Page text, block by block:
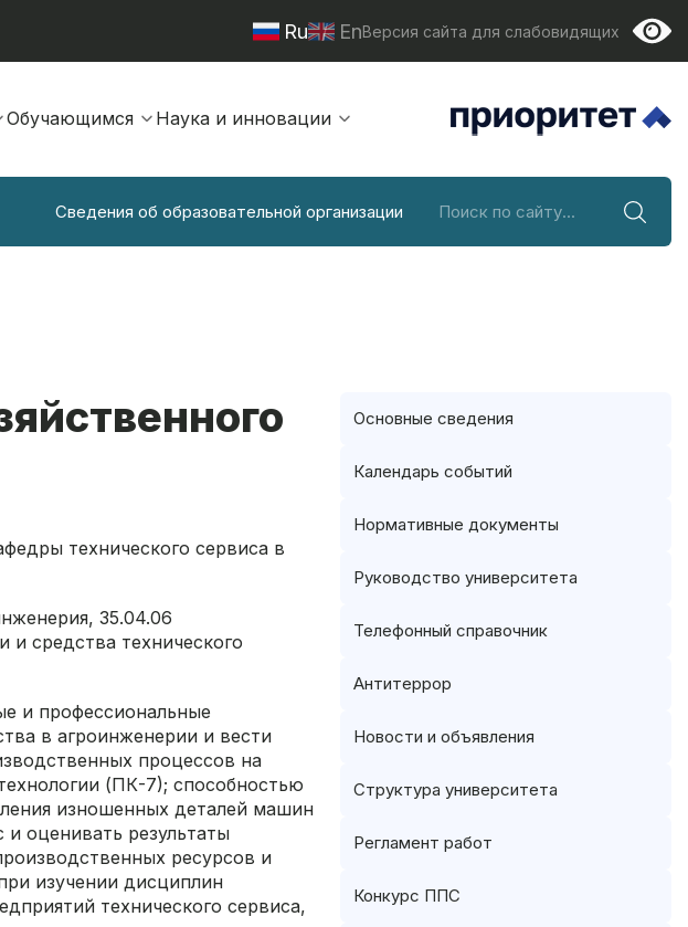
Ru EnВерсия сайта для слабовидящих
Обучающимся Наука и инновации
Сведения об образовательной организации
технического сервиса в
35.04.06
средства технического
и профессиональные
в агроинженерии и вести
процессов на
(ПК-7); способностью
изношенных деталей машин
оценивать результаты
ресурсов и
изучении дисциплин
технического сервиса,
Основные сведения
Календарь событий
Нормативные документы
Руководство университета
Телефонный справочник
Антитеррор
Новости и объявления
Структура университета
Регламент работ
Конкурс ППС